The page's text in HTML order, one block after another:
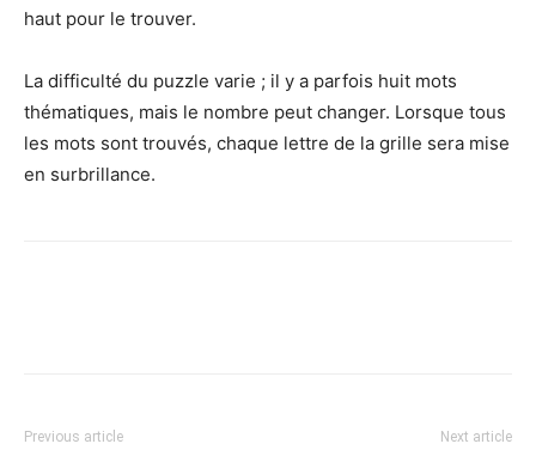
haut pour le trouver.
La difficulté du puzzle varie ; il y a parfois huit mots
thématiques, mais le nombre peut changer. Lorsque tous
les mots sont trouvés, chaque lettre de la grille sera mise
en surbrillance.
Previous article Next article